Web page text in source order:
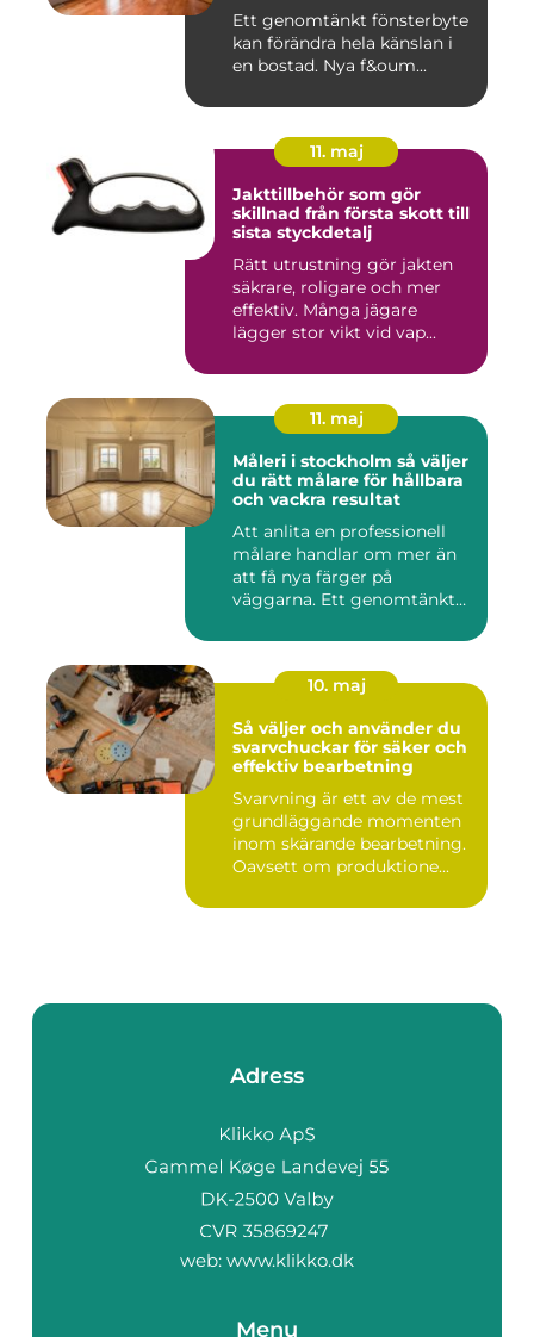
Ett genomtänkt fönsterbyte
kan förändra hela känslan i
en bostad. Nya f&oum...
11. maj
Jakttillbehör som gör
skillnad från första skott till
sista styckdetalj
Rätt utrustning gör jakten
säkrare, roligare och mer
effektiv. Många jägare
lägger stor vikt vid vap...
11. maj
Måleri i stockholm så väljer
du rätt målare för hållbara
och vackra resultat
Att anlita en professionell
målare handlar om mer än
att få nya färger på
väggarna. Ett genomtänkt
10. maj
Så väljer och använder du
svarvchuckar för säker och
effektiv bearbetning
Svarvning är ett av de mest
grundläggande momenten
inom skärande bearbetning.
Oavsett om produktione...
Adress
web: www.klikko.dk
Menu